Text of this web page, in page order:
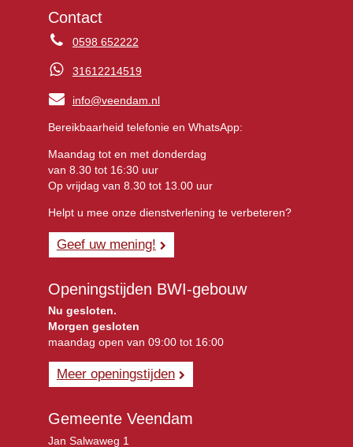
Contact
0598 652222
31612214519
info@veendam.nl
Bereikbaarheid telefonie en WhatsApp:
Maandag tot en met donderdag
van 8.30 tot 16:30 uur
Op vrijdag van 8.30 tot 13.00 uur
Helpt u mee onze dienstverlening te verbeteren?
Geef uw mening!
Openingstijden BWI-gebouw
Nu gesloten.
Morgen gesloten
maandag open van 09:00 tot 16:00
Meer openingstijden
Gemeente Veendam
Jan Salwaweg 1